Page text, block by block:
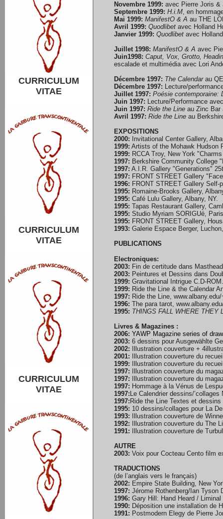
CURRICULUM
VITAE
CURRICULUM
VITAE
CURRICULUM
VITAE
Novembre 1999: avec Pierre Joris &
Septembre 1999: H.i.M, en
Mai 1999: ManifestO & A au THE
Avril 1999: Quodlibet avec Holland
Janvier 1999: Quodlibet avec
Juillet 1998: ManifestO & A avec
Juin1998: Caput, Vox, Grotto,
escalade et multimédia avec Lori
Décembre 1997: The Calendarau
Décembre 1997: Lecture/
Juillet 1997: Poésie contemporaine:
Juin 1997: Lecture/Performance
Juin 1997: Ride the Line au Zinc Bar
Avril 1997: Ride the Line au
EXPOSITIONS
2000: Invitational Center Gallery,
1999: Artists of the Mohawk Hudson
1999: RCCA Troy, New York
1997: Berkshire Community College
1997: A.I.R. Gallery "Generations"
1997: FRONT STREET Gallery
1996: FRONT STREET Gallery
1995: Romaine-Brooks Gallery,
1995: Café Lulu Gallery, Albany, NY.
1995: Tapas Restaurant Gallery,
1995: Studio Myriam SORIGUé,
1995: FRONT STREET Gallery,
1993: Galerie Espace Berger,
PUBLICATIONS
Electroniques:
2003: Fin de certitude dans
2003: Peintures et Dessins dans
1999: Gravitational Intrigue C.D-
1999: Ride the Line & the Calendar
1997: Ride the Line,
1996: The para tarot,
1995: THINGS FALL WHERE THEY
Livres & Magazines :
2006: YAWP Magazine series of
2003: 6 dessins pour Ausgewählte
2002: Illustration couverture +
2001: Illustration couverture du
1999: Illustration couverture du
1997: Illustration couverture du
1997: Illustration couverture du
1997: Hommage à la Vénus de
1997: Le Calendrier dessins/
1997: Ride the Line Textes et
1995: 10 dessins/collages pour La
1993: Illustration couverture de
1992: Illustration couverture du The
1991:
Illustration couverture de
AUTRE
2003: Voix pour Cocteau Cento film
TRADUCTIONS
(de l’anglais vers le français)
2002: Empire State Building, New
1997: Jérome Rothenberg/Ian Tyson
1996: Gary Hill: Hand Heard /
1990: Déposition une installation de
1991: Postmodern Elegy de Pierre